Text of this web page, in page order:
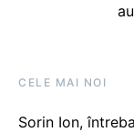
CELE MAI NOI
Sorin Ion,